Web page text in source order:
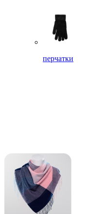
перчатки